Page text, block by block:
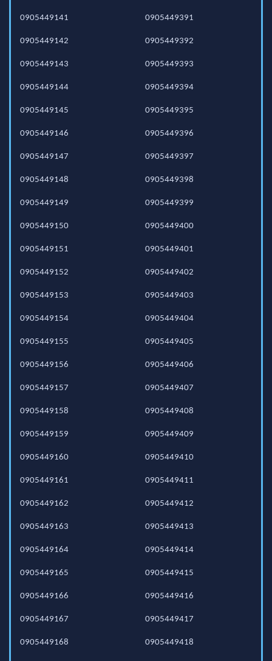
0905449141
0905449142
0905449143
0905449144
0905449145
0905449146
0905449147
0905449148
0905449149
0905449150
0905449151
0905449152
0905449153
0905449154
0905449155
0905449156
0905449157
0905449158
0905449159
0905449160
0905449161
0905449162
0905449163
0905449164
0905449165
0905449166
0905449167
0905449168
0905449391
0905449392
0905449393
0905449394
0905449395
0905449396
0905449397
0905449398
0905449399
0905449400
0905449401
0905449402
0905449403
0905449404
0905449405
0905449406
0905449407
0905449408
0905449409
0905449410
0905449411
0905449412
0905449413
0905449414
0905449415
0905449416
0905449417
0905449418